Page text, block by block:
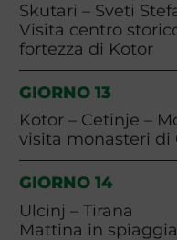
Skutari – Sveti
Visita centro
fortezza di Kotor
GIORNO 13
Kotor – Cetinje –
visita monasteri di
GIORNO 14
Ulcinj – Tirana
Mattina in